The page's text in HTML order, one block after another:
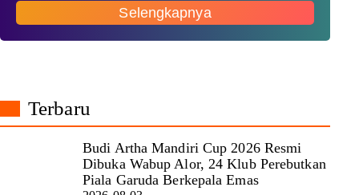
Selengkapnya
Terbaru
Budi Artha Mandiri Cup 2026 Resmi
Dibuka Wabup Alor, 24 Klub Perebutkan
Piala Garuda Berkepala Emas